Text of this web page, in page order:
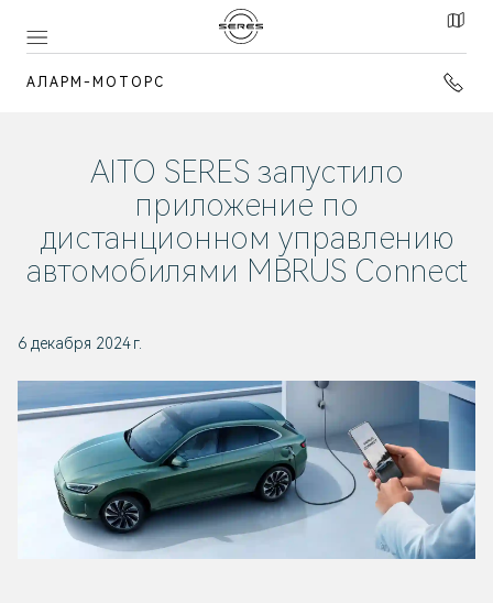
АЛАРМ-МОТОРС
AITO SERES запустило
приложение по
дистанционном управлению
автомобилями MBRUS Connect
6 декабря 2024 г.